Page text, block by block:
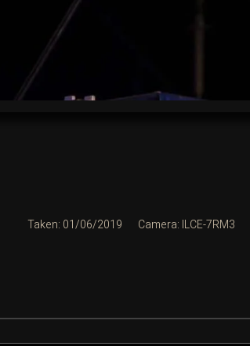
Taken: 01/06/2019 Camera: ILCE-7RM3